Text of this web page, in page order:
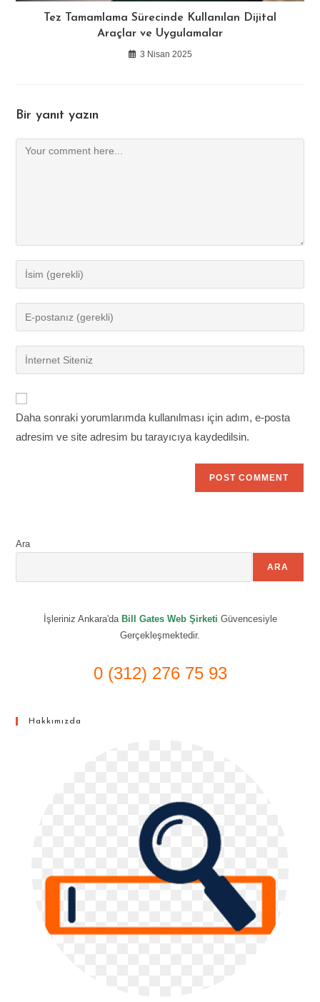
Tez Tamamlama Sürecinde Kullanılan Dijital
Araçlar ve Uygulamalar
3 Nisan 2025
Bir yanıt yazın
Comment
Enter
your
name
comment
Enter
your
email
address
Enter
your
URL
(optional)
Daha sonraki yorumlarımda kullanılması için adım, e-posta
adresim ve site adresim bu tarayıcıya kaydedilsin.
Ara
ARA
İşleriniz Ankara'da Bill Gates Web Şirketi Güvencesiyle
Gerçekleşmektedir.
0 (312) 276 75 93
Hakkımızda